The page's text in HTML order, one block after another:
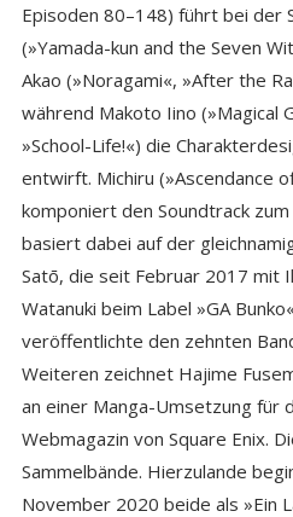
Episoden 80–148) führt bei der
(»Yamada-kun and the Seven
Akao (»Noragami«, »After the
während Makoto Iino (»Magical
»School-Life!«) die
entwirft. Michiru (»Ascendance
komponiert den Soundtrack
basiert dabei auf der
Satō, die seit Februar 2017 mit
Watanuki beim Label »GA
veröffentlichte den zehnten
Weiteren zeichnet Hajime
an einer Manga-Umsetzung für
Webmagazin von Square Enix.
Sammelbände. Hierzulande
November 2020 beide als »Ein